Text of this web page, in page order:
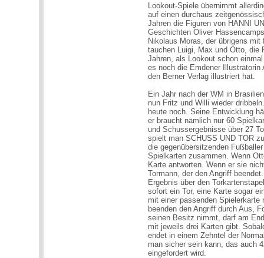
Lookout-Spiele übernimmt
auf einen durchaus
Jahren die Figuren von HANNI
Geschichten Oliver
Nikolaus Moras, der übrigens
tauchen Luigi, Max und Otto, die
Jahren, als Lookout schon
es noch die Emdener
den Berner Verlag illustriert hat.
Ein Jahr nach der WM in
nun Fritz und Willi wieder
heute noch. Seine Entwicklung
er braucht nämlich nur 60
und Schussergebnisse über 27
spielt man SCHUSS UND TOR
die gegenübersitzenden
Spielkarten zusammen. Wenn
Karte antworten. Wenn er sie
Tormann, der den Angriff
Ergebnis über den
sofort ein Tor, eine Karte sogar
mit einer passenden Spielerkarte
beenden den Angriff durch Aus,
seinen Besitz nimmt, darf am
mit jeweils drei Karten gibt.
endet in einem Zehntel der
man sicher sein kann, das auch
eingefordert wird.